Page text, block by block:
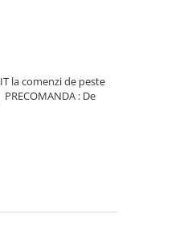
la comenzi de peste
: De